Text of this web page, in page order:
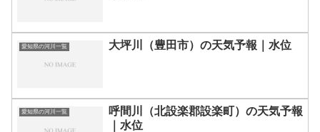
愛知県の河川一覧 大坪川（豊田市）の天気予報｜水位
愛知県の河川一覧
呼間川（北設楽郡設楽町）の天気予報
｜水位